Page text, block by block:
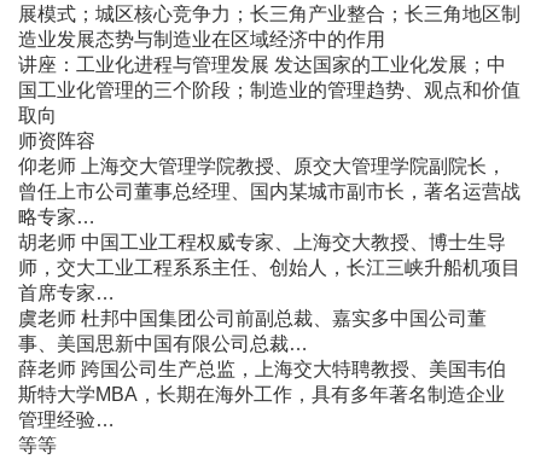
展模式；城区核心竞争力；长三角产业整合；长三角地区制
造业发展态势与制造业在区域经济中的作用
讲座：工业化进程与管理发展 发达国家的工业化发展；中
国工业化管理的三个阶段；制造业的管理趋势、观点和价值
取向
师资阵容
仰老师 上海交大管理学院教授、原交大管理学院副院长，
曾任上市公司董事总经理、国内某城市副市长，著名运营战
略专家…
胡老师 中国工业工程权威专家、上海交大教授、博士生导
师，交大工业工程系系主任、创始人，长江三峡升船机项目
首席专家…
虞老师 杜邦中国集团公司前副总裁、嘉实多中国公司董
事、美国思新中国有限公司总裁…
薛老师 跨国公司生产总监，上海交大特聘教授、美国韦伯
斯特大学MBA，长期在海外工作，具有多年著名制造企业
管理经验…
等等